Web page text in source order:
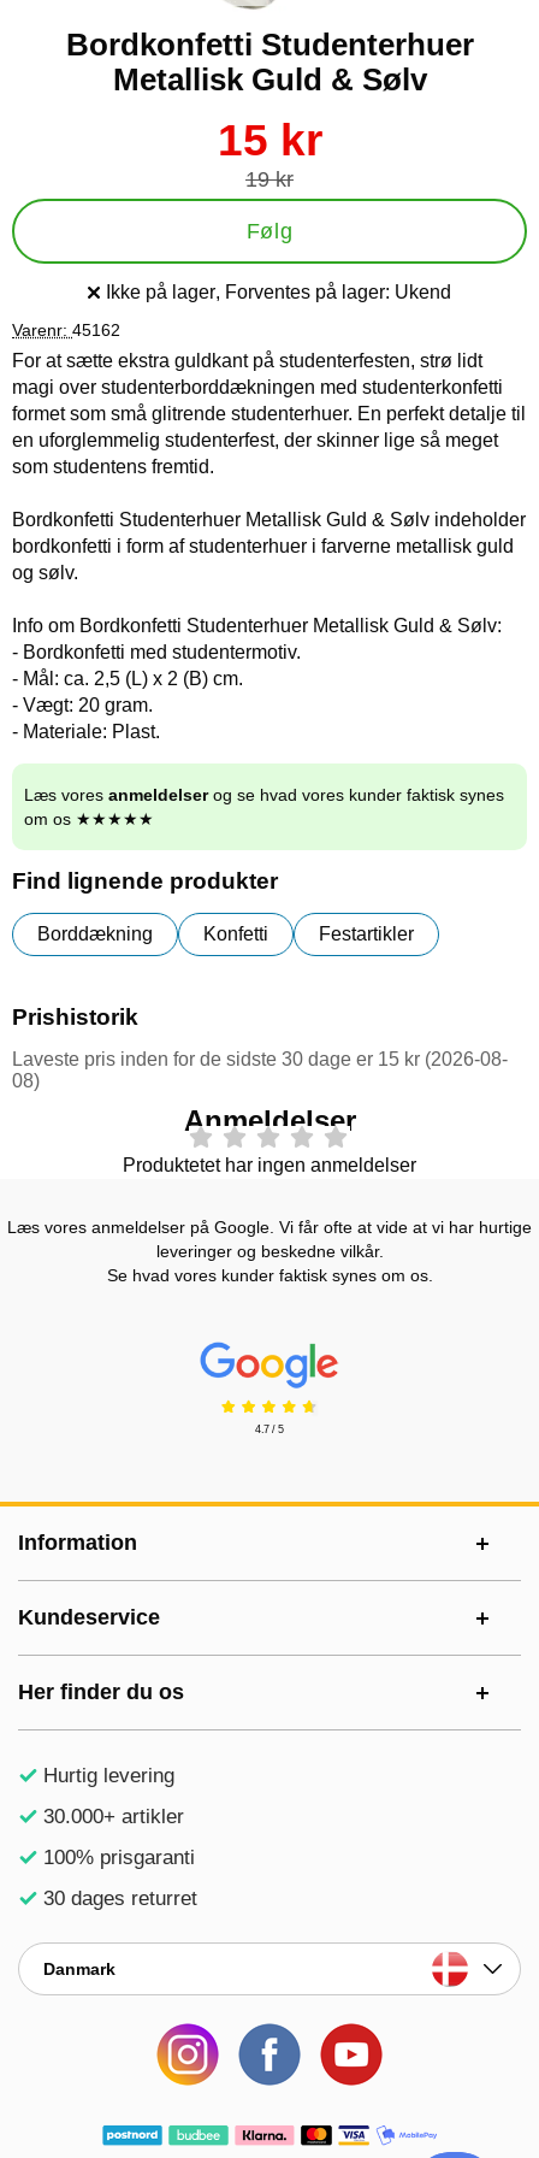
Bordkonfetti Studenterhuer
Metallisk Guld & Sølv
Køb dette produkt Bordkonfetti Studenterhuer Metallisk Guld
pris
15 kr
pris
19 kr
Følg
Produkttilgængelighed:
Ikke på lager, Forventes på lager: Ukend
Varenr: 45162
For at sætte ekstra guldkant på studenterfesten, strø lidt
magi over studenterborddækningen med studenterkonfetti
formet som små glitrende studenterhuer. En perfekt detalje til
en uforglemmelig studenterfest, der skinner lige så meget
som studentens fremtid.
Bordkonfetti Studenterhuer Metallisk Guld & Sølv indeholder
bordkonfetti i form af studenterhuer i farverne metallisk guld
og sølv.
Info om Bordkonfetti Studenterhuer Metallisk Guld & Sølv:
- Bordkonfetti med studentermotiv.
- Mål: ca. 2,5 (L) x 2 (B) cm.
- Vægt: 20 gram.
- Materiale: Plast.
Læs vores anmeldelserog se hvad vores kunder faktisk synes
om os ★★★★★
Find lignende produkter
Borddækning Konfetti Festartikler
Prishistorik
Laveste pris inden for de sidste 30 dage er 15 kr (2026-08-
08)
Anmeldelser
Produktetet har ingen anmeldelser
Læs vores anmeldelser på Google. Vi får ofte at vide at vi har hurtige
leveringer og beskedne vilkår.
Se hvad vores kunder faktisk synes om os.
Prisjakt Anmeldelser: 4.7 Stjerne
4.7 / 5
Information
Kundeservice
Her finder du os
Hurtig levering
30.000+ artikler
100% prisgaranti
30 dages returret
Danmark